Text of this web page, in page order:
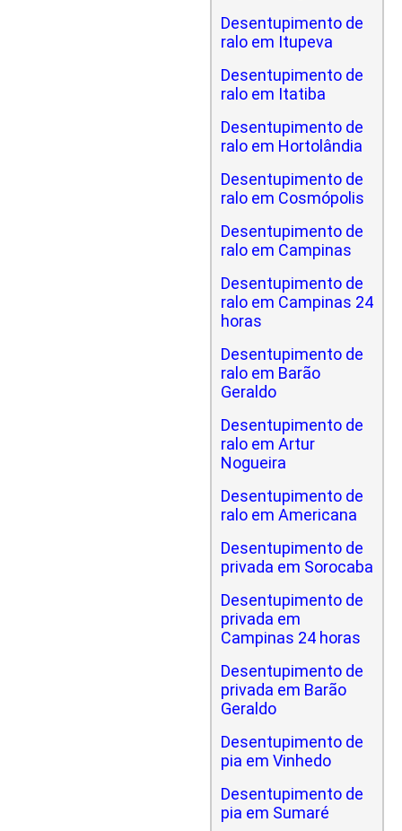
Desentupimento de
ralo em Itupeva
Desentupimento de
ralo em Itatiba
Desentupimento de
ralo em Hortolândia
Desentupimento de
ralo em Cosmópolis
Desentupimento de
ralo em Campinas
Desentupimento de
ralo em Campinas 24
horas
Desentupimento de
ralo em Barão
Geraldo
Desentupimento de
ralo em Artur
Nogueira
Desentupimento de
ralo em Americana
Desentupimento de
privada em Sorocaba
Desentupimento de
privada em
Campinas 24 horas
Desentupimento de
privada em Barão
Geraldo
Desentupimento de
pia em Vinhedo
Desentupimento de
pia em Sumaré